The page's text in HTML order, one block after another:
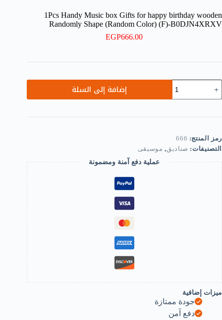
1Pcs Handy Music box Gifts for happy birthday wooden
Randomly Shape (Random Color) (F)-B0DJN4XRXV
EGP666.00
1Pcs
Handy
box
happy
birthday
Randomly
Shape
(Random
Color)
(F)-
B0DJN4XRXV
إضافة إلى السلة
رمز المنتج: 666
التصنيفات: صناديق, موسيقى
عملية دفع آمنة ومضمونة
ميزات إضافية
جودة ممتازة
دفع آمن